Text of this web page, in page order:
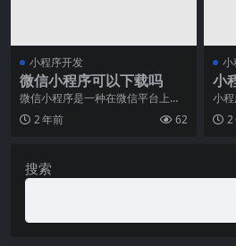
小程序开发
微信小程序可以下载吗
微信小程序是一种在微信平台上运
行的应用程序，它的出现为用户提
供了更加便捷的使用体
2 年前 62
小
小
建
小
功
更快
2
搜索